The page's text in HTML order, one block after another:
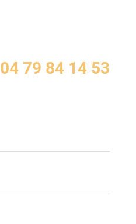
04 79 84 14 53